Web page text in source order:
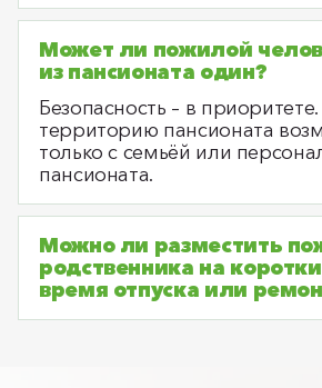
Может ли пожилой
из пансионата один?
Безопасность – в
территорию пансионата
только с семьёй или
пансионата.
Можно ли разместить
родственника на
время отпуска или